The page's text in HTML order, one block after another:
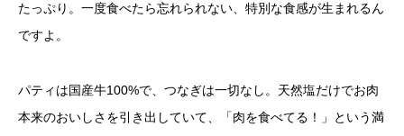
たっぷり。一度食べたら忘れられない、特別な食感が生まれるん
ですよ。
パティは国産牛100%で、つなぎは一切なし。天然塩だけでお肉
本来のおいしさを引き出していて、「肉を食べてる！」という満